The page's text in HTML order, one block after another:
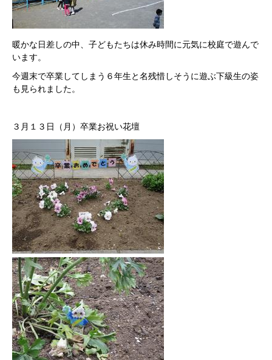
暖かな日差しの中、子どもたちは休み時間に元気に校庭で遊んで
います。
今週末で卒業してしまう６年生と名残惜しそうに遊ぶ下級生の姿
も見られました。
３月１３日（月）卒業お祝い花壇